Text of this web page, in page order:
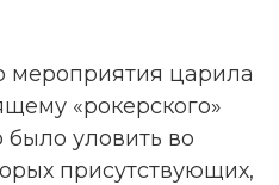
мероприятия царила
«рокерского»
уловить во
присутствующих,